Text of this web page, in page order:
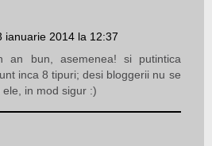
ianuarie 2014 la 12:37
an bun, asemenea! si putintica
inca 8 tipuri; desi bloggerii nu se
in mod sigur :)